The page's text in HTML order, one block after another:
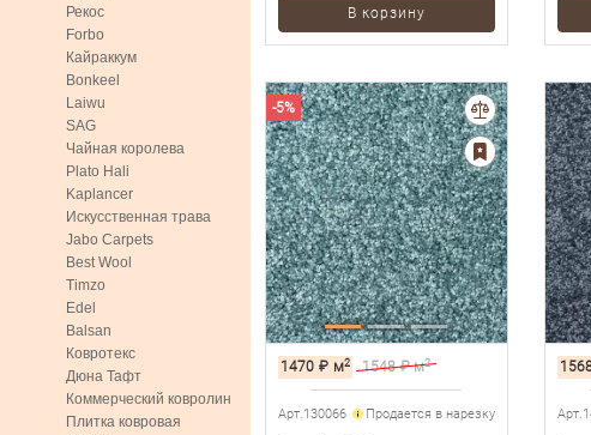
Рекос
Forbo
Кайраккум
Bonkeel
Laiwu
SAG
Чайная королева
Plato Hali
Kaplancer
Искусственная трава
Jabo Carpets
Best Wool
Timzo
Edel
Balsan
Ковротекс
Дюна Тафт
Коммерческий ковролин
Плитка ковровая
В корзину
-5%
1470 ₽ м2 1548 ₽ м2
Арт.130066 Продается в нарезку